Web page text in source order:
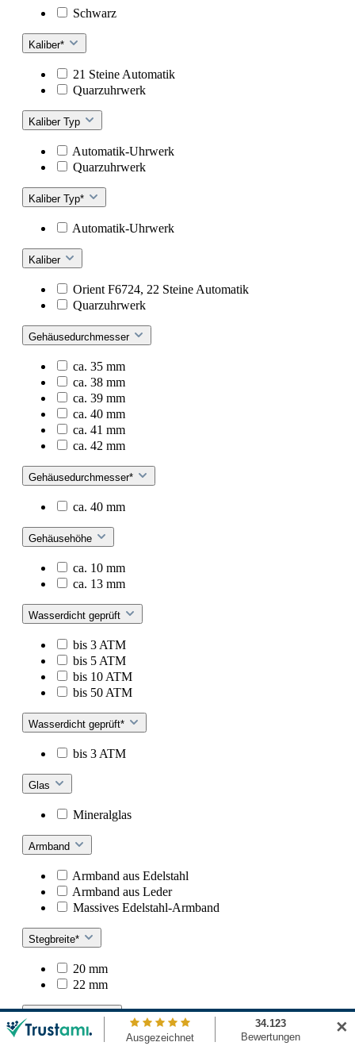
Schwarz
Kaliber*
21 Steine Automatik
Quarzuhrwerk
Kaliber Typ
Automatik-Uhrwerk
Quarzuhrwerk
Kaliber Typ*
Automatik-Uhrwerk
Kaliber
Orient F6724, 22 Steine Automatik
Quarzuhrwerk
Gehäusedurchmesser
ca. 35 mm
ca. 38 mm
ca. 39 mm
ca. 40 mm
ca. 41 mm
ca. 42 mm
Gehäusedurchmesser*
ca. 40 mm
Gehäusehöhe
ca. 10 mm
ca. 13 mm
Wasserdicht geprüft
bis 3 ATM
bis 5 ATM
bis 10 ATM
bis 50 ATM
Wasserdicht geprüft*
bis 3 ATM
Glas
Mineralglas
Armband
Armband aus Edelstahl
Armband aus Leder
Massives Edelstahl-Armband
Stegbreite*
20 mm
22 mm
✕